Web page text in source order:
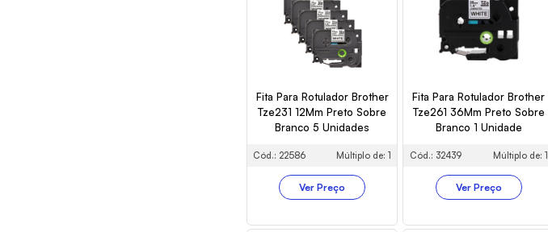
Fita Para Rotulador Brother
Tze231 12Mm Preto Sobre
Branco 5 Unidades
Cód.: 22586 Múltiplo de: 1
Ver Preço
Fita Para Rotulador Brother
Tze261 36Mm Preto Sobre
Branco 1 Unidade
Cód.: 32439 Múltiplo de: 1
Ver Preço